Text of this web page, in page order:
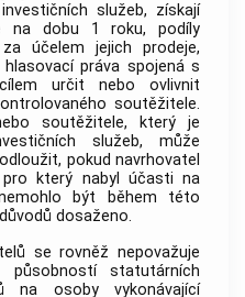
služeb, získají
na dobu 1 roku, podíly
za účelem jejich prodeje,
hlasovací práva spojená s
určit nebo ovlivnit
soutěžitele.
soutěžitele, který je
služeb, může
pokud navrhovatel
který nabyl účasti na
být během této
dosaženo.
se rovněž nepovažuje
působností statutárních
na osoby vykonávající